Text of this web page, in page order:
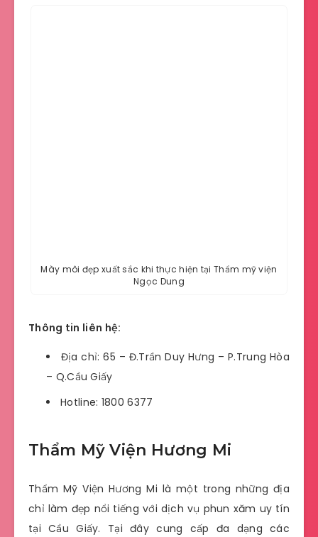
Mày môi đẹp xuất sắc khi thực hiện tại Thẩm mỹ viện
Ngọc Dung
Thông tin liên hệ:
Địa chỉ: 65 – Đ.Trần Duy Hưng – P.Trung Hòa
– Q.Cầu Giấy
Hotline: 1800 6377
Thẩm Mỹ Viện Hương Mi
Thẩm Mỹ Viện Hương Mi là một trong những địa
chỉ làm đẹp nổi tiếng với dịch vụ phun xăm uy tín
tại Cầu Giấy. Tại đây cung cấp đa dạng các